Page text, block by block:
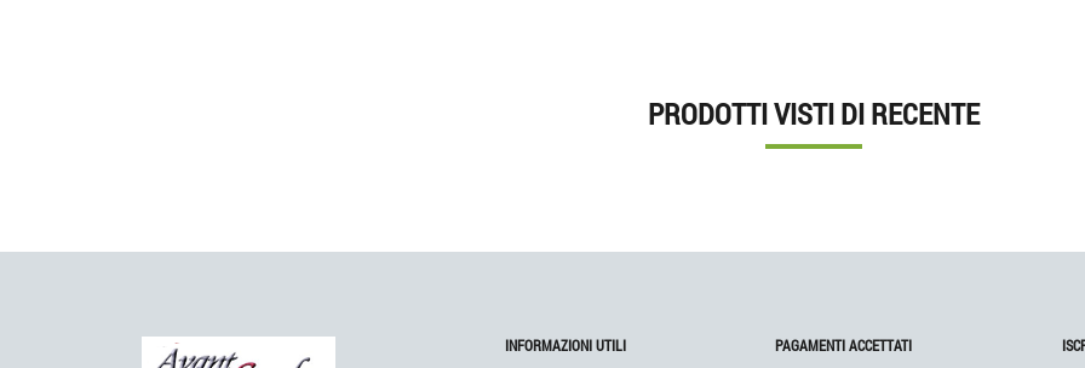
PRODOTTI VISTI DI RECENTE
INFORMAZIONI UTILI PAGAMENTI ACCETTATI